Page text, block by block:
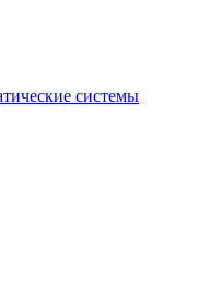
системы